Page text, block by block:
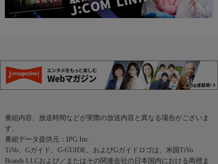
番組内容、放送時間などが実際の放送内容と異なる場合がございま
す。
番組データ提供元：IPG Inc.
TiVo、Gガイド、G-GUIDE、およびGガイドロゴは、米国TiVo
Brands LLCおよび／またはその関連会社の日本国内における商標ま